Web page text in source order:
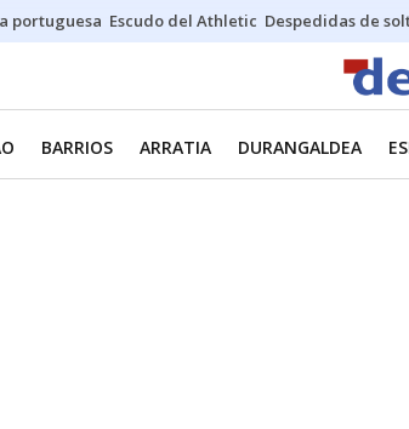
portuguesa Escudo del Athletic Despedidas de
BARRIOS ARRATIA DURANGALDEA